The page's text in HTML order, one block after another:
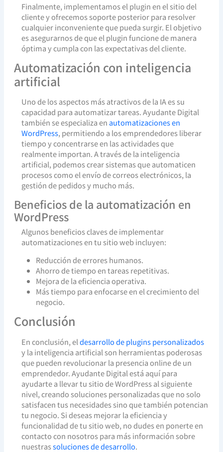
Finalmente, implementamos el plugin en el sitio del
cliente y ofrecemos soporte posterior para resolver
cualquier inconveniente que pueda surgir. El objetivo
es asegurarnos de que el plugin funcione de manera
óptima y cumpla con las expectativas del cliente.
Automatización con inteligencia
artificial
Uno de los aspectos más atractivos de la IA es su
capacidad para automatizar tareas. Ayudante Digital
también se especializa en automatizaciones en
WordPress, permitiendo a los emprendedores liberar
tiempo y concentrarse en las actividades que
realmente importan. A través de la inteligencia
artificial, podemos crear sistemas que automaticen
procesos como el envío de correos electrónicos, la
gestión de pedidos y mucho más.
Beneficios de la automatización en
WordPress
Algunos beneficios claves de implementar
automatizaciones en tu sitio web incluyen:
Reducción de errores humanos.
Ahorro de tiempo en tareas repetitivas.
Mejora de la eficiencia operativa.
Más tiempo para enfocarse en el crecimiento del
negocio.
Conclusión
En conclusión, eldesarrollo de plugins personalizados
y la inteligencia artificial son herramientas poderosas
que pueden revolucionar la presencia online de un
emprendedor. Ayudante Digital está aquí para
ayudarte a llevar tu sitio de WordPress al siguiente
nivel, creando soluciones personalizadas que no solo
satisfacen tus necesidades sino que también potencian
tu negocio. Si deseas mejorar la eficiencia y
funcionalidad de tu sitio web, no dudes en ponerte en
contacto con nosotros para más información sobre
nuestrassoluciones de desarrollo.